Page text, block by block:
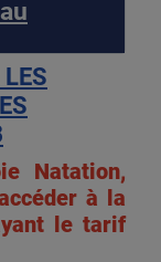
Natation,
à la
le tarif